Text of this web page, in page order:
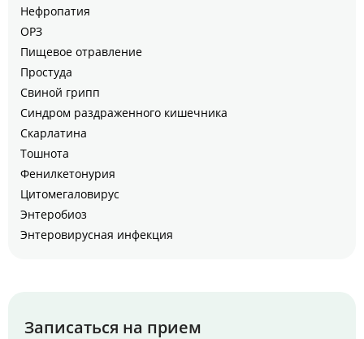
Нефропатия
ОРЗ
Пищевое отравление
Простуда
Свиной грипп
Синдром раздраженного кишечника
Скарлатина
Тошнота
Фенилкетонурия
Цитомегаловирус
Энтеробиоз
Энтеровирусная инфекция
Записаться на прием